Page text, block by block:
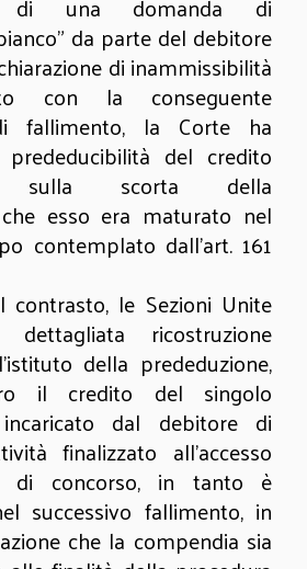
da parte del debitore
di inammissibilità
con la conseguente
fallimento, la Corte ha
del credito
sulla scorta della
esso era maturato nel
contemplato dall’art. 161
contrasto, le Sezioni Unite
ricostruzione
della prededuzione,
il credito del singolo
incaricato dal debitore di
finalizzato all’accesso
di concorso, in tanto è
successivo fallimento, in
che la compendia sia